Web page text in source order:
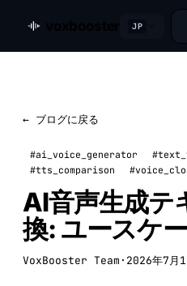
JP
← ブログに戻る
#ai_voice_generator
#tts_comparison
AI音声生成テ
換: ユースケ
VoxBooster Team · 2026年7月1